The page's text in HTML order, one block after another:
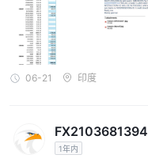
06-21 印度
FX2103681394
1年内